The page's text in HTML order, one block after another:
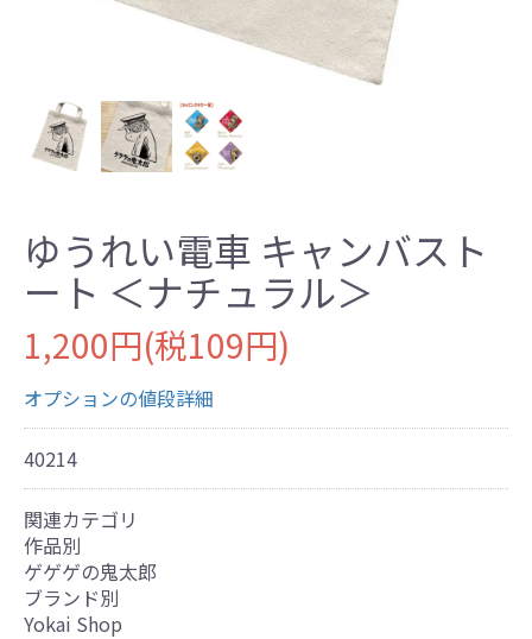
ゆうれい電車 キャンバスト
ート ＜ナチュラル＞
1,200円(税109円)
オプションの値段詳細
40214
関連カテゴリ
作品別
ゲゲゲの鬼太郎
ブランド別
Yokai Shop